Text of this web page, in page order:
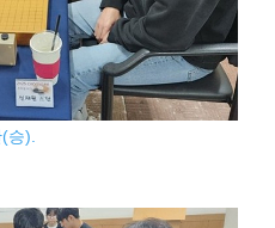
승).